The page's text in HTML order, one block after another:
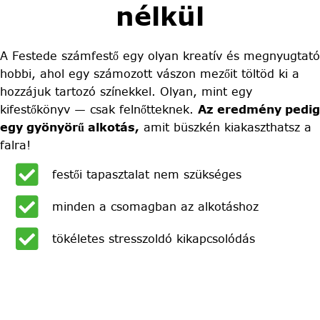
nélkül
A Festede számfestő egy olyan kreatív és megnyugtató
hobbi, ahol egy számozott vászon mezőit töltöd ki a
hozzájuk tartozó színekkel. Olyan, mint egy
kifestőkönyv — csak felnőtteknek. Az eredmény pedig
egy gyönyörű alkotás, amit büszkén kiakaszthatsz a
falra!
festői tapasztalat nem szükséges
minden a csomagban az alkotáshoz
tökéletes stresszoldó kikapcsolódás